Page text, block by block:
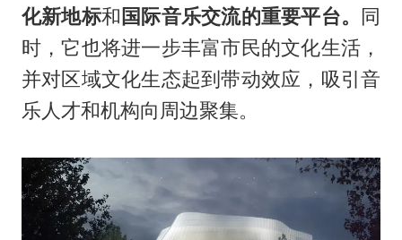
化新地标和 国际音乐交流的重要平台。 同
时，它也将进一步丰富市民的文化生活，
并对区域文化生态起到带动效应，吸引音
乐人才和机构向周边聚集。